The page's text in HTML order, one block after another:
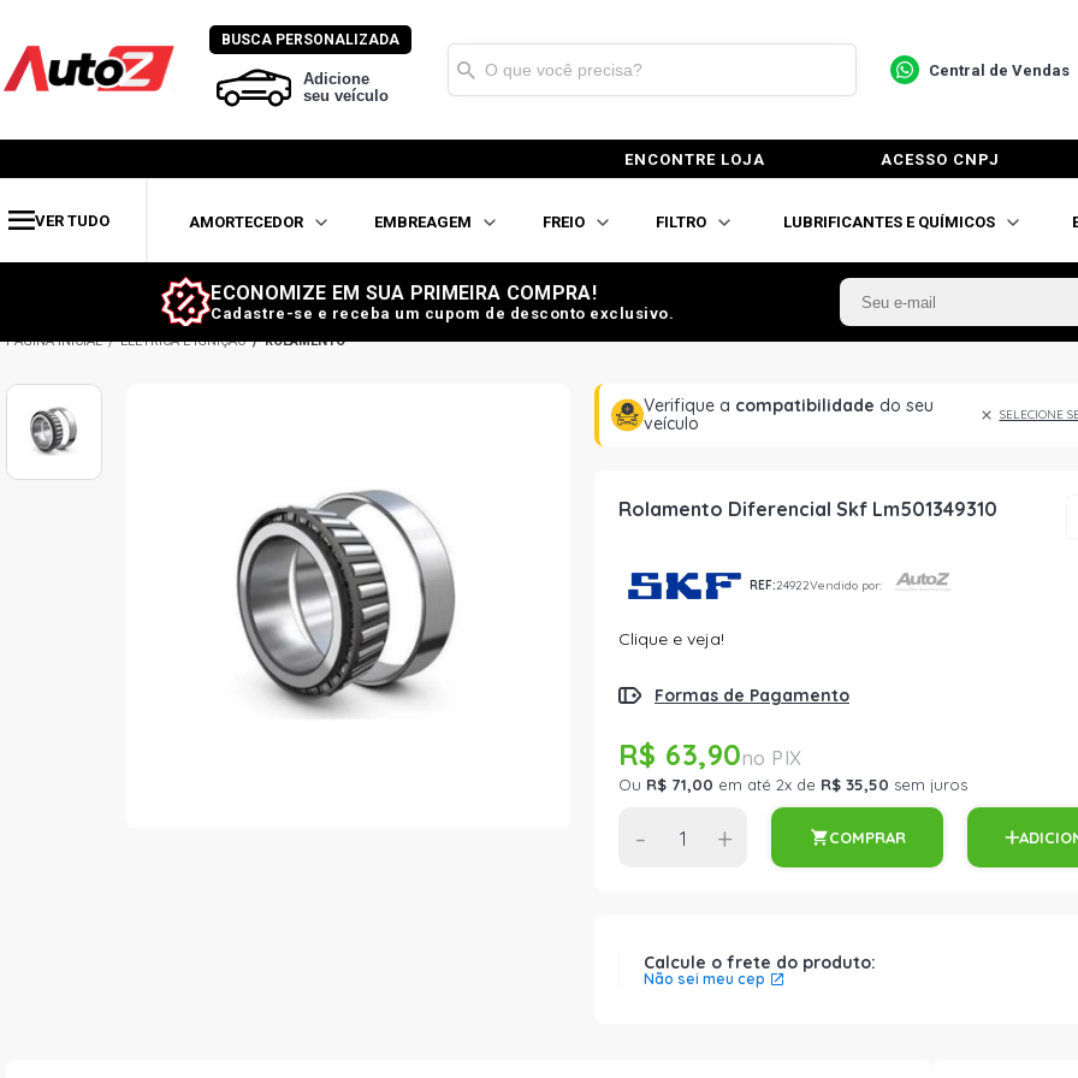
BUSCA PERSONALIZADA
Adicione
seu veículo
Central de Vendas
ENCONTRE LOJA ACESSO CNPJ
VER TUDO AMORTECEDOR EMBREAGEM FREIO FILTRO LUBRIFICANTES E QUÍMICOS
ECONOMIZE EM SUA PRIMEIRA COMPRA!
Cadastre-se e receba um cupom de desconto exclusivo.
ELÉTRICA E IGNIÇÃO ROLAMENTO
Verifique a compatibilidade do seu
veículo
SELECIONE
Rolamento Diferencial Skf Lm501349310
REF:24922Vendido por:
Clique e veja!
Formas de Pagamento
R$ 63,90
Ou R$ 71,00 em até 2x de R$ 35,50 sem juros
- + COMPRAR
Calcule o frete do produto:
Não sei meu cep